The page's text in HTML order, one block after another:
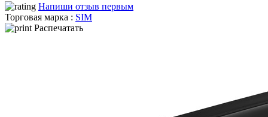
Напиши отзыв первым
Торговая марка : SIM
Распечатать